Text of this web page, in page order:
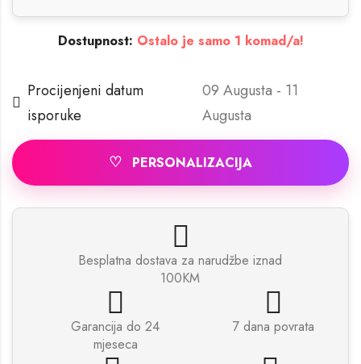
Dostupnost: Ostalo je samo 1 komad/a!
Procijenjeni datum
isporuke
09 Augusta - 11
Augusta
♡ PERSONALIZACIJA
Besplatna dostava za narudžbe iznad
100KM
Garancija do 24
mjeseca
7 dana povrata